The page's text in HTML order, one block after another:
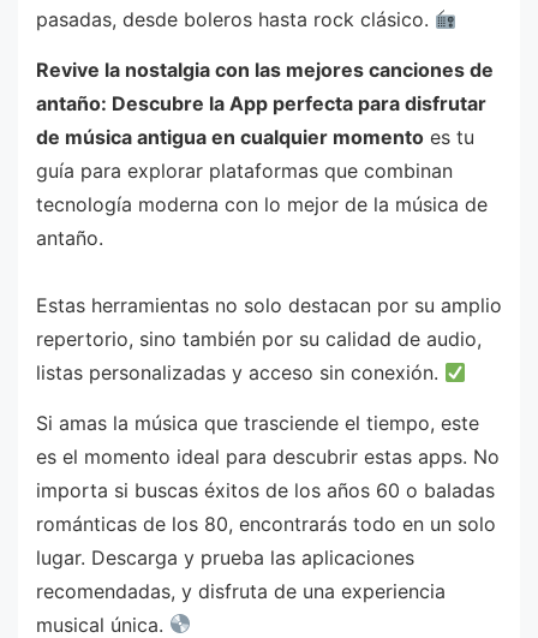
pasadas, desde boleros hasta rock clásico.
Revive la nostalgia con las mejores canciones de
antaño: Descubre la App perfecta para disfrutar
de música antigua en cualquier momento es tu
guía para explorar plataformas que combinan
tecnología moderna con lo mejor de la música de
antaño.
Estas herramientas no solo destacan por su amplio
repertorio, sino también por su calidad de audio,
listas personalizadas y acceso sin conexión.
Si amas la música que trasciende el tiempo, este
es el momento ideal para descubrir estas apps. No
importa si buscas éxitos de los años 60 o baladas
románticas de los 80, encontrarás todo en un solo
lugar. Descarga y prueba las aplicaciones
recomendadas, y disfruta de una experiencia
musical única.